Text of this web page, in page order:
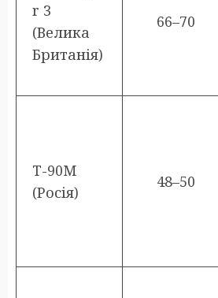
r 3
(Велика
Британія)
66–70
T-90M
(Росія)
48–50